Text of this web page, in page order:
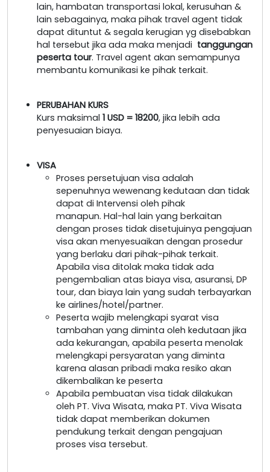
lain, hambatan transportasi lokal, kerusuhan &
lain sebagainya, maka pihak travel agent tidak
dapat dituntut & segala kerugian yg disebabkan
hal tersebut jika ada maka menjadi tanggungan
peserta tour. Travel agent akan semampunya
membantu komunikasi ke pihak terkait.
PERUBAHAN KURS
Kurs maksimal 1 USD = 18200, jika lebih ada
penyesuaian biaya.
VISA
Proses persetujuan visa adalah
sepenuhnya wewenang kedutaan dan tidak
dapat di Intervensi oleh pihak
manapun. Hal-hal lain yang berkaitan
dengan proses tidak disetujuinya pengajuan
visa akan menyesuaikan dengan prosedur
yang berlaku dari pihak-pihak terkait.
Apabila visa ditolak maka tidak ada
pengembalian atas biaya visa, asuransi, DP
tour, dan biaya lain yang sudah terbayarkan
ke airlines/hotel/partner.
Peserta wajib melengkapi syarat visa
tambahan yang diminta oleh kedutaan jika
ada kekurangan, apabila peserta menolak
melengkapi persyaratan yang diminta
karena alasan pribadi maka resiko akan
dikembalikan ke peserta
Apabila pembuatan visa tidak dilakukan
oleh PT. Viva Wisata, maka PT. Viva Wisata
tidak dapat memberikan dokumen
pendukung terkait dengan pengajuan
proses visa tersebut.